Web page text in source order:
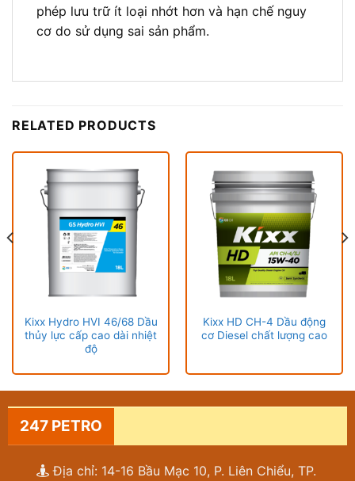
phép lưu trữ ít loại nhớt hơn và hạn chế nguy
cơ do sử dụng sai sản phẩm.
RELATED PRODUCTS
Kixx Hydro HVI 46/68 Dầu
thủy lực cấp cao dài nhiệt
độ
Kixx HD CH-4 Dầu động
cơ Diesel chất lượng cao
247 PETRO
Địa chỉ: 14-16 Bầu Mạc 10, P. Liên Chiểu, TP.